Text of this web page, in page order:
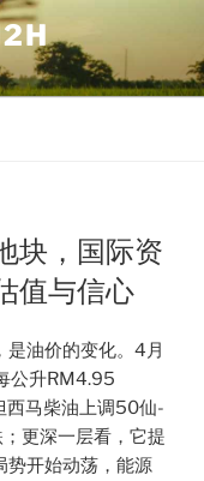
块，国际资
值与信心
是油价的变化。4月
公升RM4.95
西马柴油上调50仙-
更深一层看，它提
势开始动荡，能源